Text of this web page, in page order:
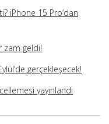
iPhone 15 Pro’dan
zam geldi!
gerçekleşecek!
yayınlandı